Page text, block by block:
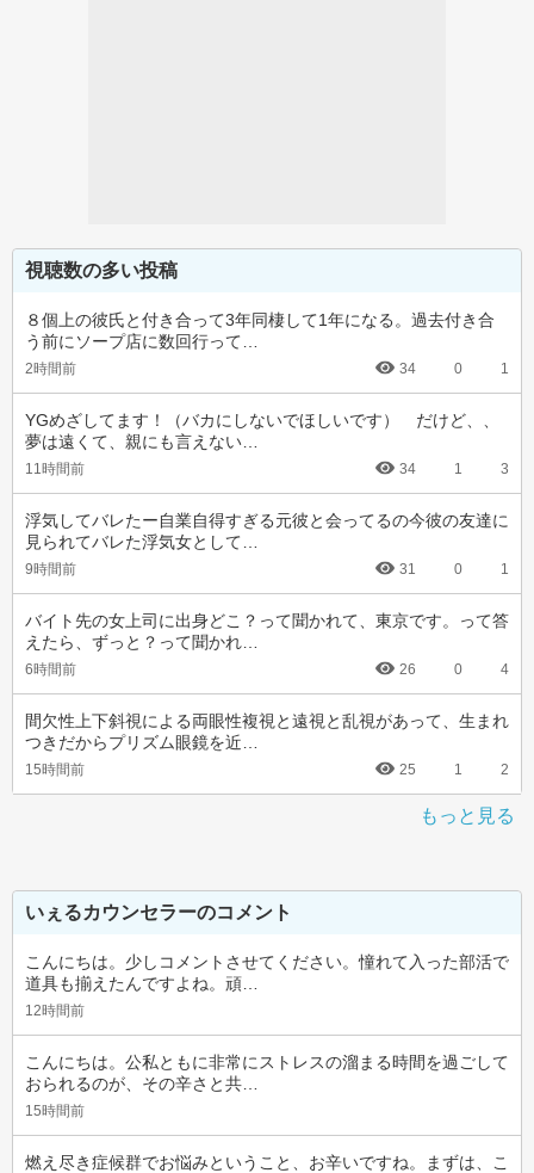
視聴数の多い投稿
８個上の彼氏と付き合って3年同棲して1年になる。過去付き合
う前にソープ店に数回行って…
2時間前 34 0 1
YGめざしてます！（バカにしないでほしいです）　だけど、、
夢は遠くて、親にも言えない…
11時間前 34 1 3
浮気してバレたー自業自得すぎる元彼と会ってるの今彼の友達に
見られてバレた浮気女として…
9時間前 31 0 1
バイト先の女上司に出身どこ？って聞かれて、東京です。って答
えたら、ずっと？って聞かれ…
6時間前 26 0 4
間欠性上下斜視による両眼性複視と遠視と乱視があって、生まれ
つきだからプリズム眼鏡を近…
15時間前 25 1 2
もっと見る
いぇるカウンセラーのコメント
こんにちは。少しコメントさせてください。憧れて入った部活で
道具も揃えたんですよね。頑…
12時間前
こんにちは。公私ともに非常にストレスの溜まる時間を過ごして
おられるのが、その辛さと共…
15時間前
燃え尽き症候群でお悩みということ、お辛いですね。まずは、こ